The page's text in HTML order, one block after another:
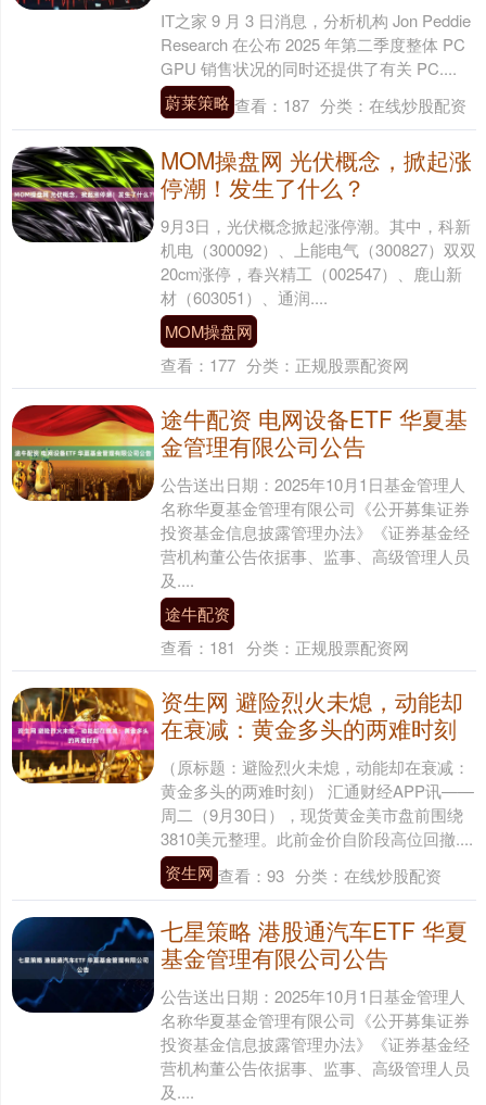
IT之家 9 月 3 日消息，分析机构 Jon Peddie
Research 在公布 2025 年第二季度整体 PC
GPU 销售状况的同时还提供了有关 PC....
蔚莱策略 查看： 187 分类： 在线炒股配资
MOM操盘网 光伏概念，掀起涨
停潮！发生了什么？
9月3日，光伏概念掀起涨停潮。其中，科新
机电（300092）、上能电气（300827）双双
20cm涨停，春兴精工（002547）、鹿山新
材（603051）、通润....
MOM操盘网
查看： 177 分类： 正规股票配资网
途牛配资 电网设备ETF 华夏基
金管理有限公司公告
公告送出日期：2025年10月1日基金管理人
名称华夏基金管理有限公司《公开募集证券
投资基金信息披露管理办法》《证券基金经
营机构董公告依据事、监事、高级管理人员
及....
途牛配资
查看： 181 分类： 正规股票配资网
资生网 避险烈火未熄，动能却
在衰减：黄金多头的两难时刻
（原标题：避险烈火未熄，动能却在衰减：
黄金多头的两难时刻） 汇通财经APP讯——
周二（9月30日），现货黄金美市盘前围绕
3810美元整理。此前金价自阶段高位回撤....
资生网 查看： 93 分类： 在线炒股配资
七星策略 港股通汽车ETF 华夏
基金管理有限公司公告
公告送出日期：2025年10月1日基金管理人
名称华夏基金管理有限公司《公开募集证券
投资基金信息披露管理办法》《证券基金经
营机构董公告依据事、监事、高级管理人员
及....